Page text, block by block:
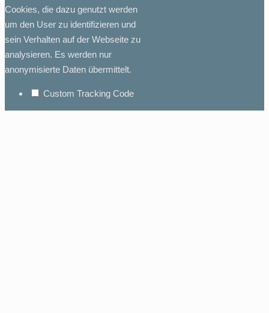
Cookies, die dazu genutzt werden
um den User zu identifizieren und
sein Verhalten auf der Webseite zu
analysieren. Es werden nur
anonymisierte Daten übermittelt.
Custom Tracking Code